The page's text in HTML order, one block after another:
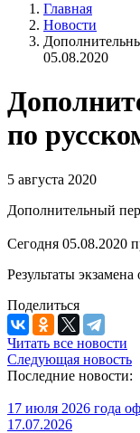
Главная
Новости
05.08.2020
по
5 августа 2020
Дополнительный
Сегодня 05.08.2020
Результаты
Поделиться
Читать все новости
Следующая новость
Последние новости:
17 июля 2026 года
17.07.2026